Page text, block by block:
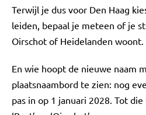
Terwijl je dus voor Den Haag
leiden, bepaal je meteen of je
Oirschot of Heidelanden woont.
En wie hoopt de nieuwe naam
plaatsnaambord te zien: nog
pas in op 1 januari 2028. Tot